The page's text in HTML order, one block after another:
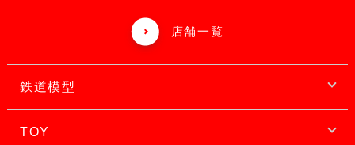
店舗一覧
鉄道模型
TOY